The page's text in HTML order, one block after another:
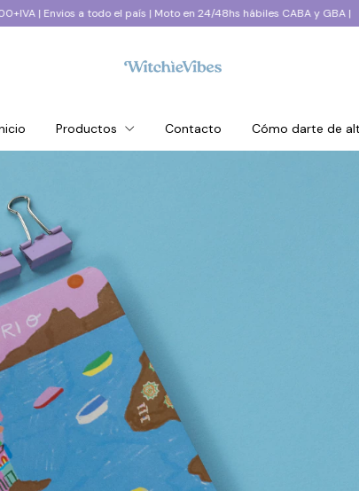
a todo el país | Moto en 24/48hs hábiles CABA y GBA |
Productos Contacto Cómo darte de